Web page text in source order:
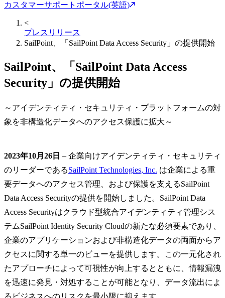
カスタマーサポートポータル(英語)
<
プレスリリース
SailPoint、「SailPoint Data Access Security」の提供開始
SailPoint、「SailPoint Data Access
Security」の提供開始
～アイデンティティ・セキュリティ・プラットフォームの対
象を非構造化データへのアクセス保護に拡大～
2023年10月26日 –企業向けアイデンティティ・セキュリティ
のリーダーであるSailPoint Technologies, Inc. は企業による重
要データへのアクセス管理、および保護を支えるSailPoint
Data Access Securityの提供を開始しました。SailPoint Data
Access Securityはクラウド型統合アイデンティティ管理シス
テムSailPoint Identity Security Cloudの新たな必須要素であり、
企業のアプリケーションおよび非構造化データの両面からア
クセスに関する単一のビューを提供します。この一元化され
たアプローチによって可視性が向上するとともに、情報漏洩
を迅速に発見・対処することが可能となり、データ流出によ